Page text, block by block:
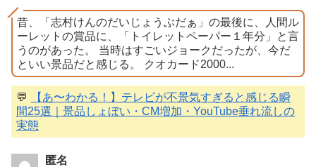
昔、「志村けんのだいじょうぶだぁ」の最後に、人間ル
ーレットの賞品に、「トイレットペーパー１年分」と言
うのがあった。 当時はすごいジョークだったが、今だ
といい景品だと感じる。 クオカード2000...
💬
【あ〜わかる！】テレビが不景気すぎると感じる瞬
間25選｜景品しょぼい・CM増加・YouTube垂れ流しの
実態
匿名